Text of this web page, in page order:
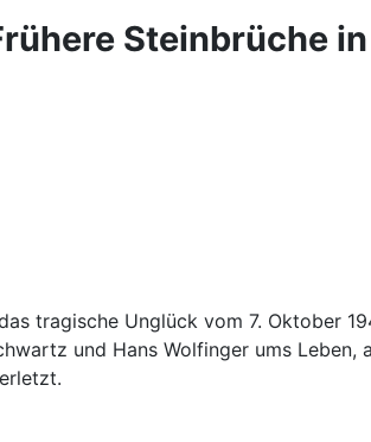
Steinbrüche
tragische Unglück vom 7. Oktober
und Hans Wolfinger ums